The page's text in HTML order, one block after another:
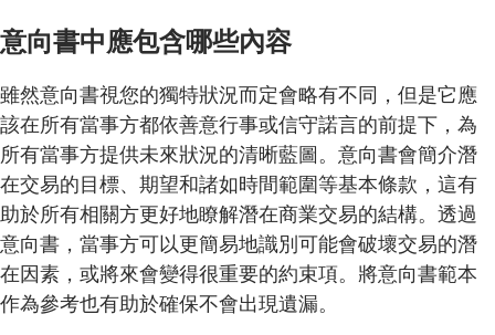
意向書中應包含哪些內容
雖然意向書視您的獨特狀況而定會略有不同，但是它應
該在所有當事方都依善意行事或信守諾言的前提下，為
所有當事方提供未來狀況的清晰藍圖。意向書會簡介潛
在交易的目標、期望和諸如時間範圍等基本條款，這有
助於所有相關方更好地瞭解潛在商業交易的結構。透過
意向書，當事方可以更簡易地識別可能會破壞交易的潛
在因素，或將來會變得很重要的約束項。將意向書範本
作為參考也有助於確保不會出現遺漏。